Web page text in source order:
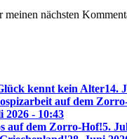
nächsten
kennt kein Alter14.
auf dem
2026 - 10:43
auf dem Zorro-Hof!5.